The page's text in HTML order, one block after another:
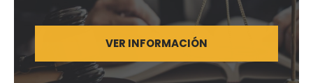
VER INFORMACIÓN